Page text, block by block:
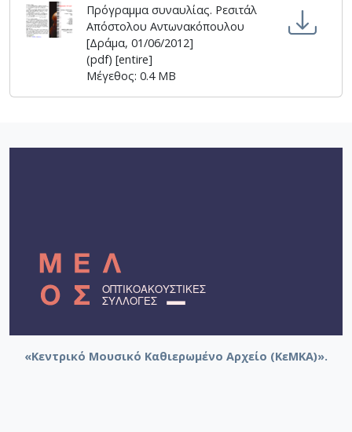
Πρόγραμμα συναυλίας. Ρεσιτάλ
Απόστολου Αντωνακόπουλου
[Δράμα, 01/06/2012]
(pdf) [entire]
Μέγεθος: 0.4 MB
«Κεντρικό Μουσικό Καθιερωμένο Αρχείο (ΚεΜΚΑ)».